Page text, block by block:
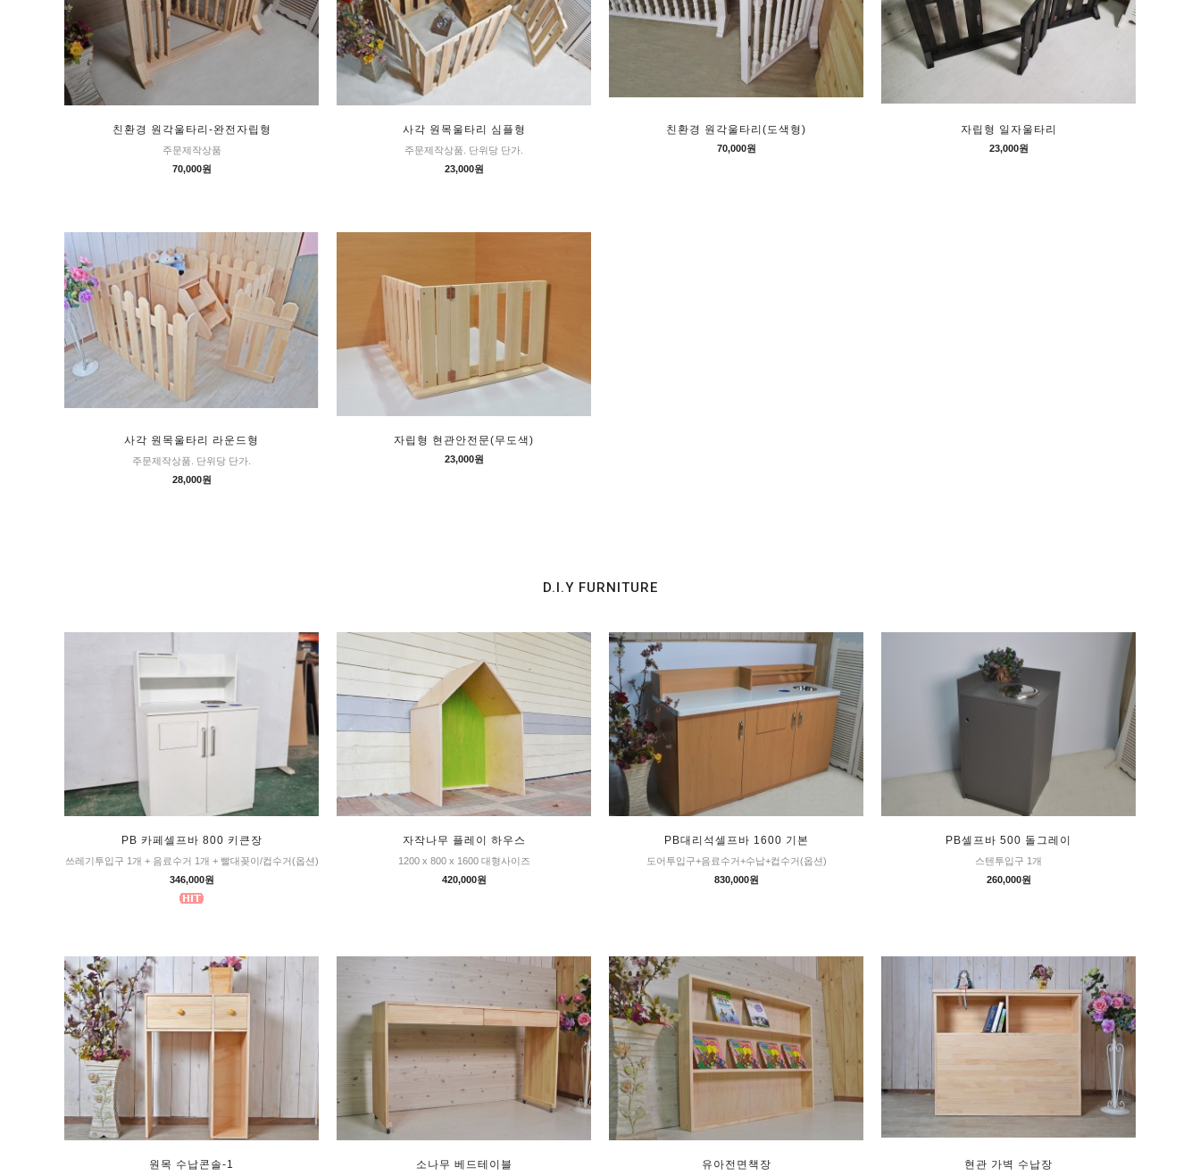
친환경 원각울타리-완전자립형
주문제작상품
70,000원
사각 원목울타리 심플형
주문제작상품. 단위당 단가.
23,000원
친환경 원각울타리(도색형)
70,000원
자립형 일자울타리
23,000원
사각 원목울타리 라운드형
주문제작상품. 단위당 단가.
28,000원
자립형 현관안전문(무도색)
23,000원
D.I.Y FURNITURE
PB 카페셀프바 800 키큰장
쓰레기투입구 1개 + 음료수거 1개 + 빨대꽂이/컵수거(옵션)
346,000원
자작나무 플레이 하우스
1200 x 800 x 1600 대형사이즈
420,000원
PB대리석셀프바 1600 기본
도어투입구+음료수거+수납+컵수거(옵션)
830,000원
PB셀프바 500 돌그레이
스텐투입구 1개
260,000원
원목 수납콘솔-1 소나무 베드테이블 유아전면책장 현관 가벽 수납장